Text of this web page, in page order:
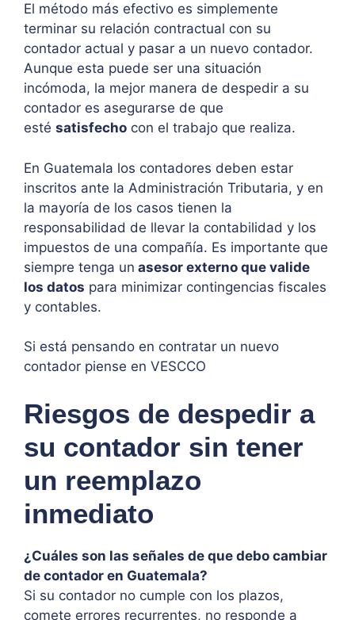
El método más efectivo es simplemente
terminar su relación contractual con su
contador actual y pasar a un nuevo contador.
Aunque esta puede ser una situación
incómoda, la mejor manera de despedir a su
contador es asegurarse de que
esté satisfecho con el trabajo que realiza.
En Guatemala los contadores deben estar
inscritos ante la Administración Tributaria, y en
la mayoría de los casos tienen la
responsabilidad de llevar la contabilidad y los
impuestos de una compañía. Es importante que
siempre tenga un asesor externo que valide
los datos para minimizar contingencias fiscales
y contables.
Si está pensando en contratar un nuevo
contador piense en VESCCO
Riesgos de despedir a
su contador sin tener
un reemplazo
inmediato
¿Cuáles son las señales de que debo cambiar
de contador en Guatemala?
Si su contador no cumple con los plazos,
comete errores recurrentes, no responde a